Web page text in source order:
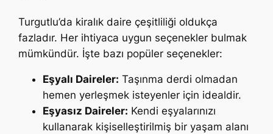
Turgutlu’da kiralık daire çeşitliliği oldukça
fazladır. Her ihtiyaca uygun seçenekler bulmak
mümkündür. İşte bazı popüler seçenekler:
Eşyalı Daireler: Taşınma derdi olmadan
hemen yerleşmek isteyenler için idealdir.
Eşyasız Daireler: Kendi eşyalarınızı
kullanarak kişiselleştirilmiş bir yaşam alanı